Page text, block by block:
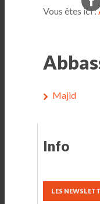
Vous êtes ici :
Majid
Info
LES